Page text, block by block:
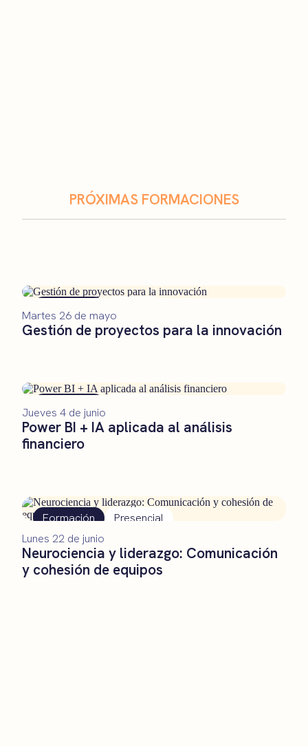
PRÓXIMAS FORMACIONES
Gestión de proyectos para la innovación
Martes 26 de mayo
Power BI + IA aplicada al análisis
financiero
Jueves 4 de junio
Formación Presencial
Neurociencia y liderazgo: Comunicación
y cohesión de equipos
Lunes 22 de junio